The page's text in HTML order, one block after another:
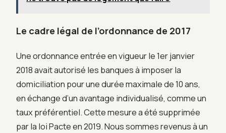
Le cadre légal de l’ordonnance de 2017
Une ordonnance entrée en vigueur le 1er janvier
2018 avait autorisé les banques à imposer la
domiciliation pour une durée maximale de 10 ans,
en échange d’un avantage individualisé, comme un
taux préférentiel. Cette mesure a été supprimée
par la loi Pacte en 2019. Nous sommes revenus à un